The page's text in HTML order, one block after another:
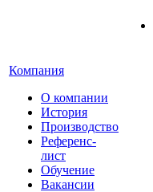
Компания
О компании
История
Производство
Референс-
лист
Обучение
Вакансии